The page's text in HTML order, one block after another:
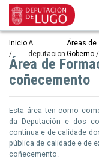
contido
principal
Miga
de
pan
Inicio A
deputacion
Áreas de
Goberno
Área de
coñecemento
Esta área ten como
da Deputación e dos
continua e de calidade
pública de calidade e de
coñecemento.